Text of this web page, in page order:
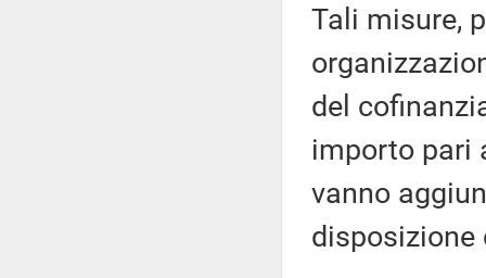
Tali misure,
del
importo pari
vanno
disposizione